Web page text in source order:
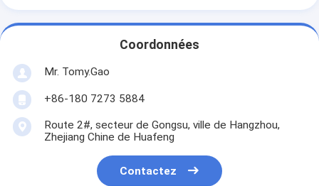
Coordonnées
Mr. Tomy.Gao
+86-180 7273 5884
Route 2#, secteur de Gongsu, ville de Hangzhou,
Zhejiang Chine de Huafeng
Contactez